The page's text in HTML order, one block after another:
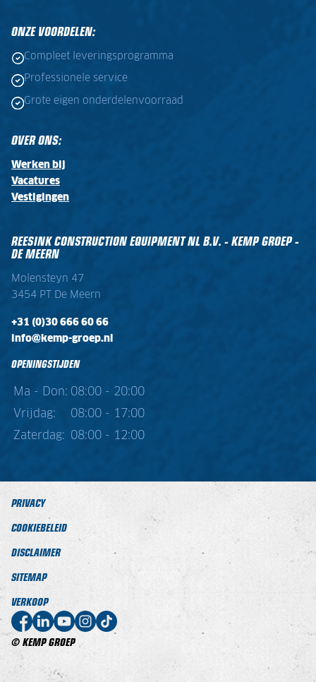
ONZE VOORDELEN:
Compleet leveringsprogramma
Professionele service
Grote eigen onderdelenvoorraad
OVER ONS:
Werken bij
Vacatures
Vestigingen
REESINK CONSTRUCTION EQUIPMENT NL B.V. - KEMP GROEP -
DE MEERN
Molensteyn 47
3454 PT De Meern
+31 (0)30 666 60 66
info@kemp-groep.nl
OPENINGSTIJDEN
Ma - Don: 08:00 - 20:00
Vrijdag:
08:00 - 17:00
Zaterdag:
08:00 - 12:00
© KEMP GROEP
PRIVACY
COOKIEBELEID
DISCLAIMER
SITEMAP
VERKOOP